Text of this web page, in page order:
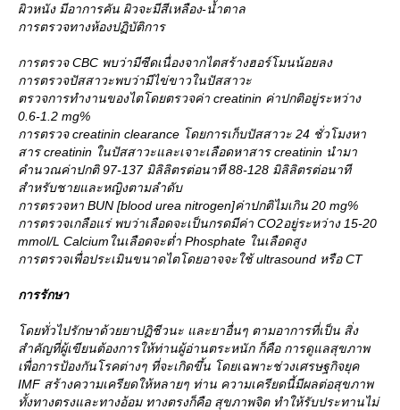
ผิวหนัง มีอาการคัน ผิวจะมีสีเหลือง-น้ำตาล
การตรวจทางห้องปฏิบัติการ
การตรวจ CBC พบว่ามีซีดเนื่องจากไตสร้างฮอร์โมนน้อยลง
การตรวจปัสสาวะพบว่ามีไข่ขาวในปัสสาวะ
ตรวจการทำงานของไตโดยตรวจค่า creatinin ค่าปกติอยู่ระหว่าง
0.6-1.2 mg%
การตรวจ creatinin clearance โดยการเก็บปัสสาวะ 24 ชั่วโมงหา
สาร creatinin ในปัสสาวะและเจาะเลือดหาสาร creatinin นำมา
คำนวณค่าปกติ 97-137 มิลิลิตรต่อนาที 88-128 มิลิลิตรต่อนาที
สำหรับชายและหญิงตามลำดับ
การตรวจหา BUN [blood urea nitrogen]ค่าปกติไมเกิน 20 mg%
การตรวจเกลือแร่ พบว่าเลือดจะเป็นกรดมีค่า CO2อยู่ระหว่าง 15-20
mmol/L Calciumในเลือดจะต่ำ Phosphate ในเลือดสูง
การตรวจเพื่อประเมินขนาดไตโดยอาจจะใช้ ultrasound หรือ CT
การรักษา
ดยทั่วไปรักษาด้วยยาปฏิชีวนะ และยาอื่นๆ ตามอาการที่เป็น สิ่ง
สำคัญที่ผู้เขียนต้องการให้ท่านผู้อ่านตระหนัก ก็คือ การดูแลสุขภาพ
เพื่อการป้องกันโรคต่างๆ ที่จะเกิดขึ้น โดยเฉพาะช่วงเศรษฐกิจยุค
IMF สร้างความเครียดให้หลายๆ ท่าน ความเครียดนี้มีผลต่อสุขภาพ
ทั้งทางตรงและทางอ้อม ทางตรงก็คือ สุขภาพจิต ทำให้รับประทานไม่